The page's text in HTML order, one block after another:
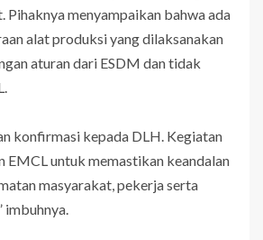
menyampaikan bahwa ada
alat produksi yang dilaksanakan
aturan dari ESDM dan tidak
konfirmasi kepada DLH. Kegiatan
EMCL untuk memastikan keandalan
masyarakat, pekerja serta
imbuhnya.